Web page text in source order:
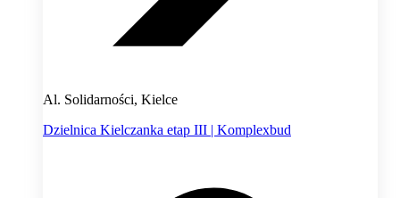
Al. Solidarności, Kielce
Dzielnica Kielczanka etap III | Komplexbud